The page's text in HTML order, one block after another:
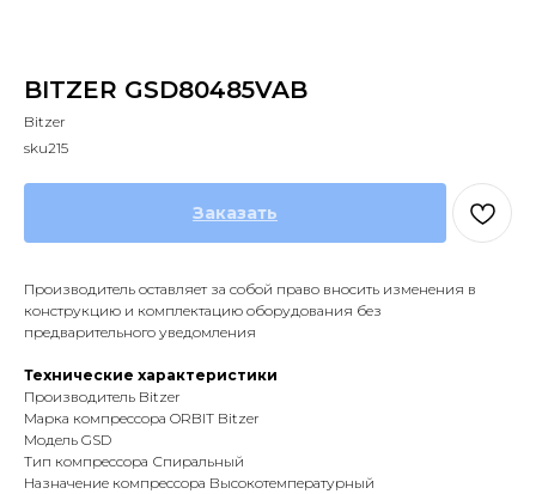
BITZER GSD80485VAB
Bitzer
sku215
Заказать
Производитель оставляет за собой право вносить изменения в
конструкцию и комплектацию оборудования без
предварительного уведомления
Технические характеристики
Производитель Bitzer
Марка компрессора ORBIT Bitzer
Модель GSD
Тип компрессора Спиральный
Назначение компрессора Высокотемпературный